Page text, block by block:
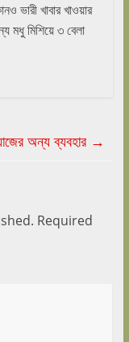
খাবার খাওয়ার
মধু মিশিয়ে ৩ বেলা
অন্য ব্যবহার →
Required